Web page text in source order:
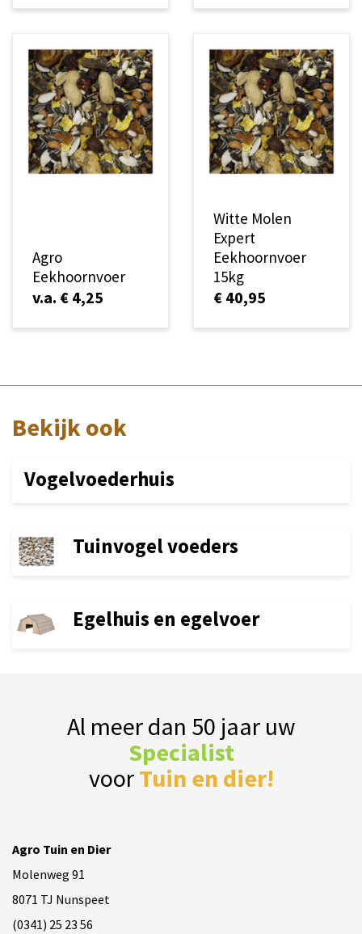
Agro
Eekhoornvoer
v.a. € 4,25
Witte Molen
Expert
Eekhoornvoer
15kg
€ 40,95
Bekijk ook
Vogelvoederhuis
Tuinvogel voeders
Egelhuis en egelvoer
Al meer dan 50 jaar uw
Specialist
voorTuin en dier!
Agro Tuin en Dier
Molenweg 91
8071 TJ Nunspeet
(0341) 25 23 56